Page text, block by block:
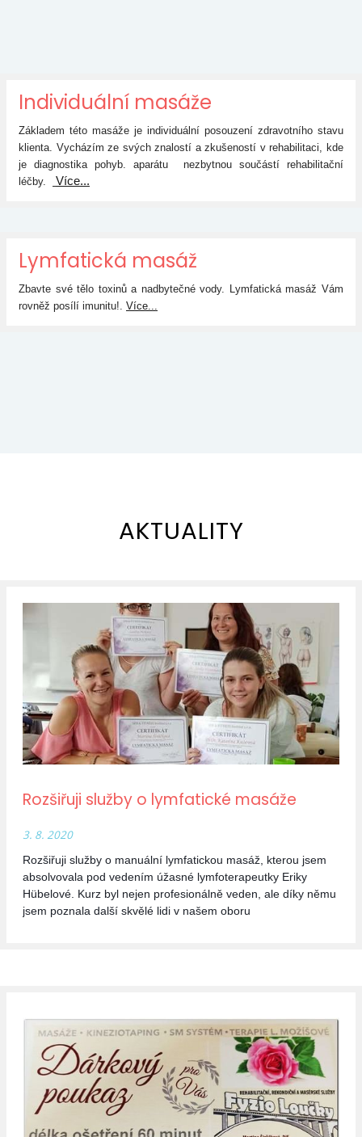
Individuální masáže
Základem této masáže je individuální posouzení zdravotního stavu
klienta. Vycházím ze svých znalostí a zkušeností v rehabilitaci, kde
je diagnostika pohyb. aparátu nezbytnou součástí rehabilitační
léčby.
Více...
Lymfatická masáž
Zbavte své tělo toxinů a nadbytečné vody. Lymfatická masáž Vám
rovněž posílí imunitu! Více...
AKTUALITY
Rozšiřuji služby o lymfatické masáže
3. 8. 2020
Rozšiřuji služby o manuální lymfatickou masáž, kterou jsem
absolvovala pod vedením úžasné lymfoterapeutky Eriky
Hübelové. Kurz byl nejen profesionálně veden, ale díky němu
jsem poznala další skvělé lidi v našem oboru